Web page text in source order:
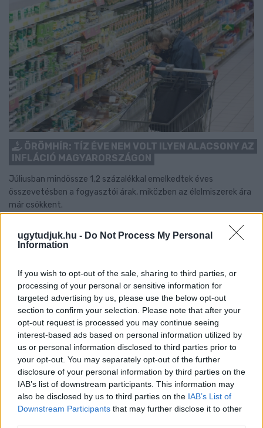
ugytudjuk.hu - Do Not Process My Personal
Information
If you wish to opt-out of the sale, sharing to third parties, or
processing of your personal or sensitive information for
targeted advertising by us, please use the below opt-out
section to confirm your selection. Please note that after your
opt-out request is processed you may continue seeing
interest-based ads based on personal information utilized by
us or personal information disclosed to third parties prior to
your opt-out. You may separately opt-out of the further
disclosure of your personal information by third parties on the
IAB’s list of downstream participants. This information may
also be disclosed by us to third parties on the IAB’s List of
Downstream Participants that may further disclose it to other
ÖRÖMHÍR: TÍZ ÉVE NEM VOLT ILYEN ALACSONY AZ
INFLÁCIÓ MAGYARORSZÁGON
Júliusban mindössze 1,2 százalékkal emelkedtek éves
összevetésben a fogyasztói árak, miközben az élelmiszerek ára
már csökkent.
Szólj hozzá!